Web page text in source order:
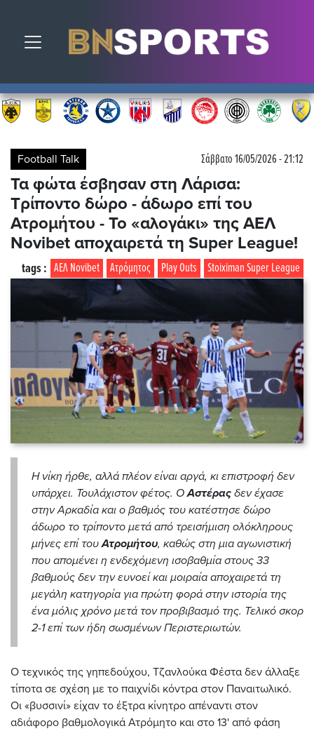
Toggle navigation
Football Talk Σάββατο 16/05/2026 - 21:12
Τα φώτα έσβησαν στη Λάρισα:
Τρίποντο δώρο - άδωρο επί του
Ατρομήτου - Το «αλογάκι» της ΑΕΛ
Novibet αποχαιρετά τη Super League!
Stoiximan Super League
Play Outs
Ατρόμητος
ΑΕΛ Novibet
tags :
Η νίκη ήρθε, αλλά πλέον είναι αργά, κι επιστροφή δεν
υπάρχει. Τουλάχιστον φέτος. ΟΑστέρας δεν έχασε
στην Αρκαδία και ο βαθμός του κατέστησε δώρο
άδωρο το τρίποντο μετά από τρεισήμιση ολόκληρους
μήνες επί τουΑτρομήτου, καθώς στη μια αγωνιστική
που απομένει η ενδεχόμενη ισοβαθμία στους 33
βαθμούς δεν την ευνοεί και μοιραία αποχαιρετά τη
μεγάλη κατηγορία για πρώτη φορά στην ιστορία της
ένα μόλις χρόνο μετά τον προβιβασμό της. Τελικό σκορ
2-1 επί των ήδη σωσμένων Περιστεριωτών.
Ο τεχνικός της γηπεδούχου, Τζανλούκα Φέστα δεν άλλαξε
τίποτα σε σχέση με το παιχνίδι κόντρα στον Παναιτωλικό.
Οι «βυσσινί» είχαν το έξτρα κίνητρο απέναντι στον
αδιάφορο βαθμολογικά Ατρόμητο και στο 13' από φάση